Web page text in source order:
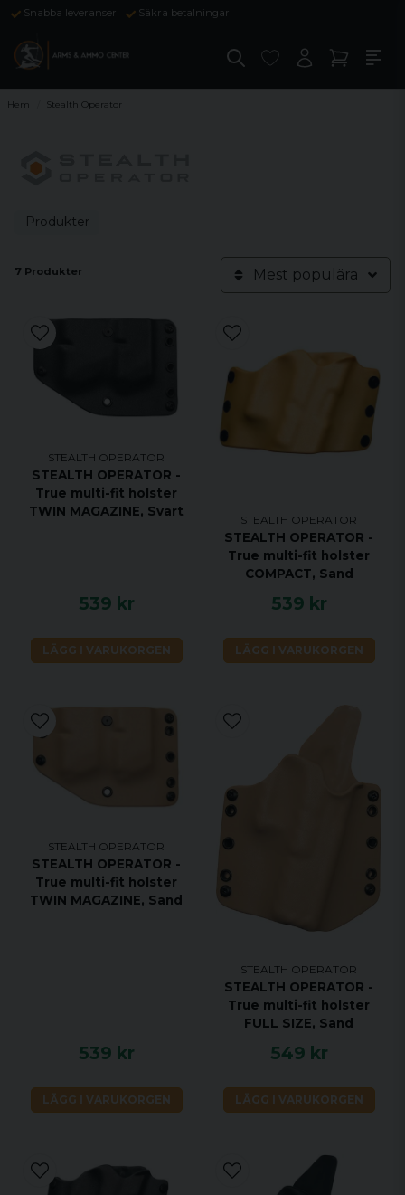
Snabba leveranser Säkra betalningar
Hem Stealth Operator
Produkter
7 Produkter Mest populära
STEALTH OPERATOR
STEALTH OPERATOR -
True multi-fit holster
TWIN MAGAZINE, Svart
539 kr
LÄGG I VARUKORGEN
STEALTH OPERATOR
STEALTH OPERATOR -
True multi-fit holster
COMPACT, Sand
539 kr
LÄGG I VARUKORGEN
STEALTH OPERATOR
STEALTH OPERATOR -
True multi-fit holster
TWIN MAGAZINE, Sand
539 kr
LÄGG I VARUKORGEN
STEALTH OPERATOR
STEALTH OPERATOR -
True multi-fit holster
FULL SIZE, Sand
549 kr
LÄGG I VARUKORGEN